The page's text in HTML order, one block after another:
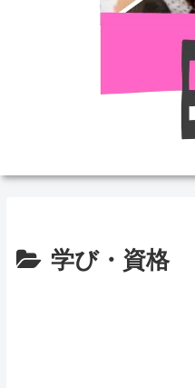
学び・資格